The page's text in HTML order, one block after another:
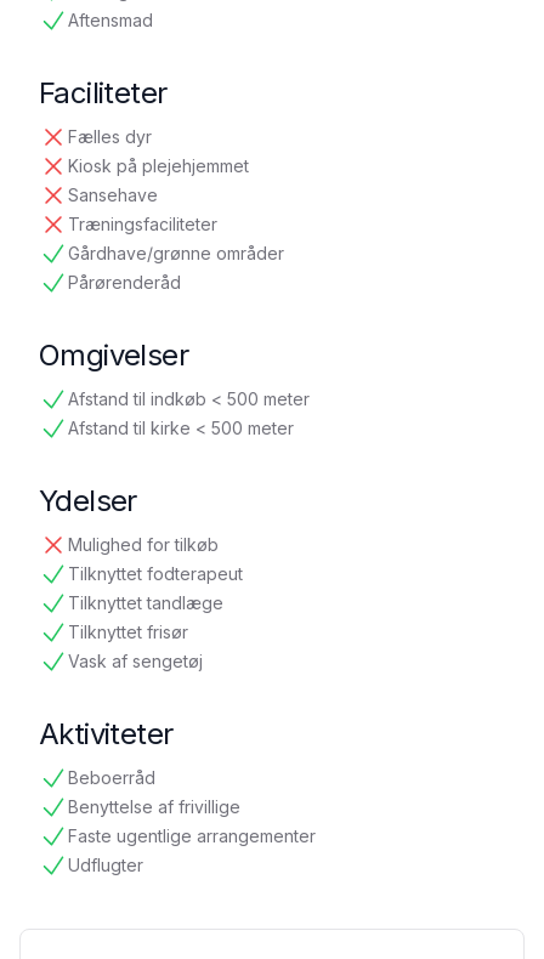
Aftensmad
tilgængelig
Faciliteter
Fælles dyr
ikke tilgængelig
Kiosk på plejehjemmet
ikke tilgængelig
Sansehave
ikke tilgængelig
Træningsfaciliteter
ikke tilgængelig
Gårdhave/grønne områder
tilgængelig
Pårørenderåd
tilgængelig
Omgivelser
Afstand til indkøb < 500 meter
tilgængelig
Afstand til kirke < 500 meter
tilgængelig
Ydelser
Mulighed for tilkøb
ikke tilgængelig
Tilknyttet fodterapeut
tilgængelig
Tilknyttet tandlæge
tilgængelig
Tilknyttet frisør
tilgængelig
Vask af sengetøj
tilgængelig
Aktiviteter
Beboerråd
tilgængelig
Benyttelse af frivillige
tilgængelig
Faste ugentlige arrangementer
tilgængelig
Udflugter
tilgængelig